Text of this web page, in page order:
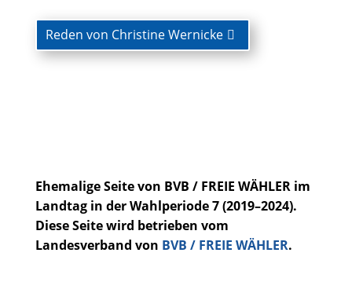
Reden von Christine Wernicke
Ehemalige Seite von BVB / FREIE WÄHLER im
Landtag in der Wahlperiode 7 (2019–2024).
Diese Seite wird betrieben vom
Landesverband von BVB / FREIE WÄHLER.